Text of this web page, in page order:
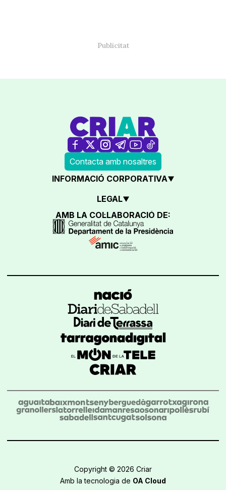
Contacta amb nosaltres
INFORMACIÓ CORPORATIVA
LEGAL
AMB LA COL·LABORACIÓ DE:
Copyright © 2026 Criar
Amb la tecnologia de OA Cloud